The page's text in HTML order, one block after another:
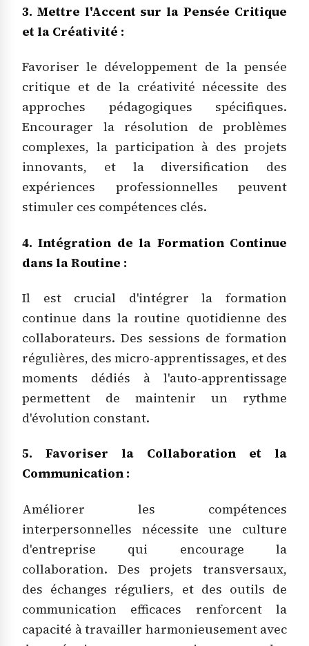
3. Mettre l'Accent sur la Pensée Critique
et la Créativité :
Favoriser le développement de la pensée
critique et de la créativité nécessite des
approches pédagogiques spécifiques.
Encourager la résolution de problèmes
complexes, la participation à des projets
innovants, et la diversification des
expériences professionnelles peuvent
stimuler ces compétences clés.
4. Intégration de la Formation Continue
dans la Routine :
Il est crucial d'intégrer la formation
continue dans la routine quotidienne des
collaborateurs. Des sessions de formation
régulières, des micro-apprentissages, et des
moments dédiés à l'auto-apprentissage
permettent de maintenir un rythme
d'évolution constant.
5. Favoriser la Collaboration et la
Communication :
Améliorer les compétences
interpersonnelles nécessite une culture
d'entreprise qui encourage la
collaboration. Des projets transversaux,
des échanges réguliers, et des outils de
communication efficaces renforcent la
capacité à travailler harmonieusement avec